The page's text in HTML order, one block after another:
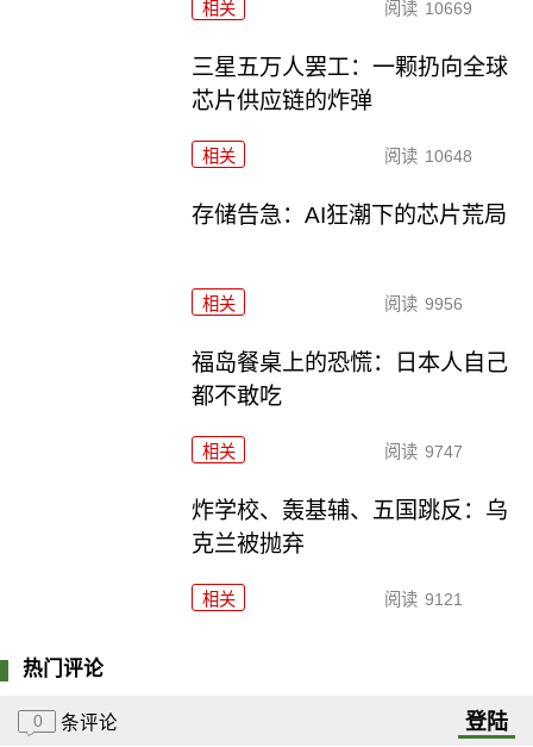
相关 阅读 10669
三星五万人罢工：一颗扔向全球
芯片供应链的炸弹
相关 阅读 10648
存储告急：AI狂潮下的芯片荒局
相关 阅读 9956
福岛餐桌上的恐慌：日本人自己
都不敢吃
相关 阅读 9747
炸学校、轰基辅、五国跳反：乌
克兰被抛弃
相关 阅读 9121
热门评论
0 条评论 登陆